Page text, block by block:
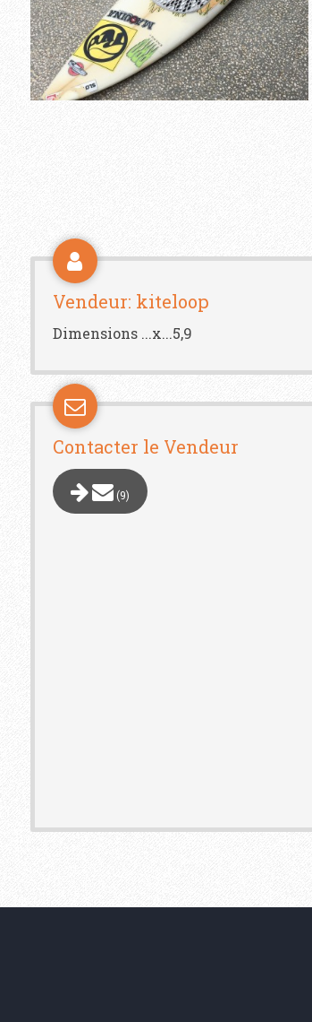
Vendeur: kiteloop
Dimensions ...x...5,9
Contacter le Vendeur
(9)